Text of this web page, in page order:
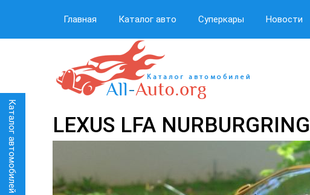
Главная Каталог авто Суперкары Новости
LEXUS LFA
Каталог автомобилей